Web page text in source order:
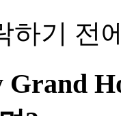
하기 전
Grand